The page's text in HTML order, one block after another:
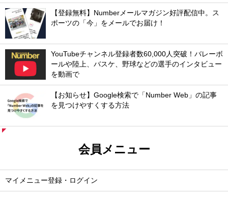
【登録無料】Numberメールマガジン好評配信中。ス
ポーツの「今」をメールでお届け！
YouTubeチャンネル登録者数60,000人突破！バレーボ
ールや陸上、バスケ、野球などの選手のインタビュー
を動画で
【お知らせ】Google検索で「Number Web」の記事
を見つけやすくする方法
会員メニュー
マイメニュー登録・ログイン